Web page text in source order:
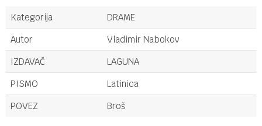
Kategorija
DRAME
Autor
Vladimir Nabokov
IZDAVAČ
LAGUNA
PISMO
Latinica
POVEZ
Broš